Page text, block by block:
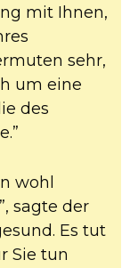
mit Ihnen,
sehr,
um eine
des
wohl
sagte der
Es tut
Sie tun